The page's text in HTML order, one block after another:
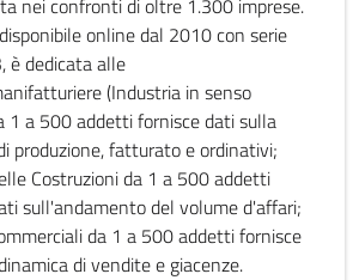
online dal 2010 con serie
è dedicata alle
(Industria in senso
1 a 500 addetti fornisce dati sulla
produzione, fatturato e ordinativi;
Costruzioni da 1 a 500 addetti
sull'andamento del volume d'affari;
da 1 a 500 addetti fornisce
di vendite e giacenze.